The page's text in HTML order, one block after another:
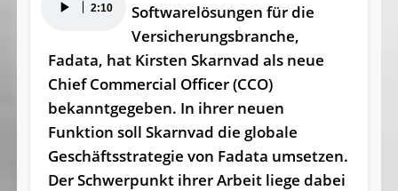
Player 2:10
Softwarelösungen für die
Versicherungsbranche,
Fadata, hat Kirsten Skarnvad als neue
Chief Commercial Officer (CCO)
bekanntgegeben. In ihrer neuen
Funktion soll Skarnvad die globale
Geschäftsstrategie von Fadata umsetzen.
Der Schwerpunkt ihrer Arbeit liege dabei